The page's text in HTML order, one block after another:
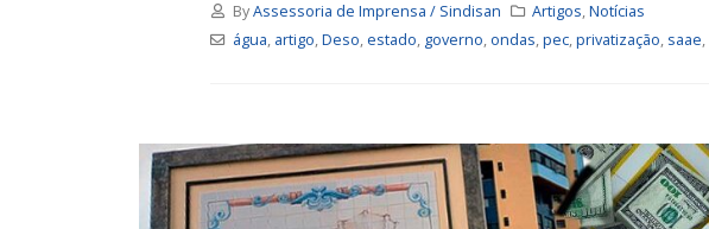
ByAssessoria de Imprensa / Sindisan Artigos,Notícias
água, artigo,Deso,estado, governo, ondas,pec,privatização, saae,